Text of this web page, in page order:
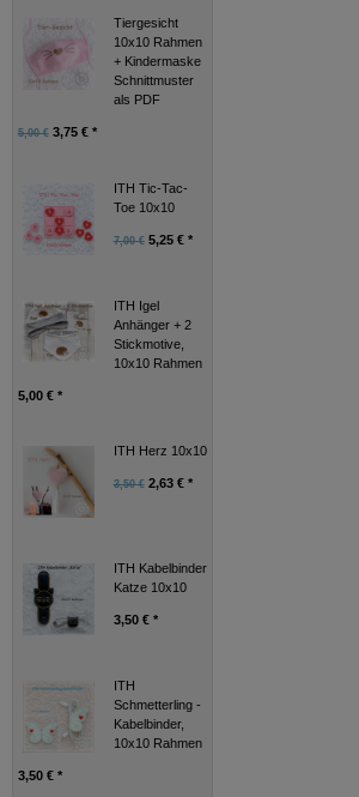
Tiergesicht
10x10 Rahmen
+ Kindermaske
Schnittmuster
als PDF
5,00 €3,75 € *
ITH Tic-Tac-
Toe 10x10
7,00 €5,25 € *
ITH Igel
Anhänger + 2
Stickmotive,
10x10 Rahmen
5,00 € *
ITH Herz 10x10
3,50 €2,63 € *
ITH Kabelbinder
Katze 10x10
3,50 € *
ITH
Schmetterling -
Kabelbinder,
10x10 Rahmen
3,50 € *